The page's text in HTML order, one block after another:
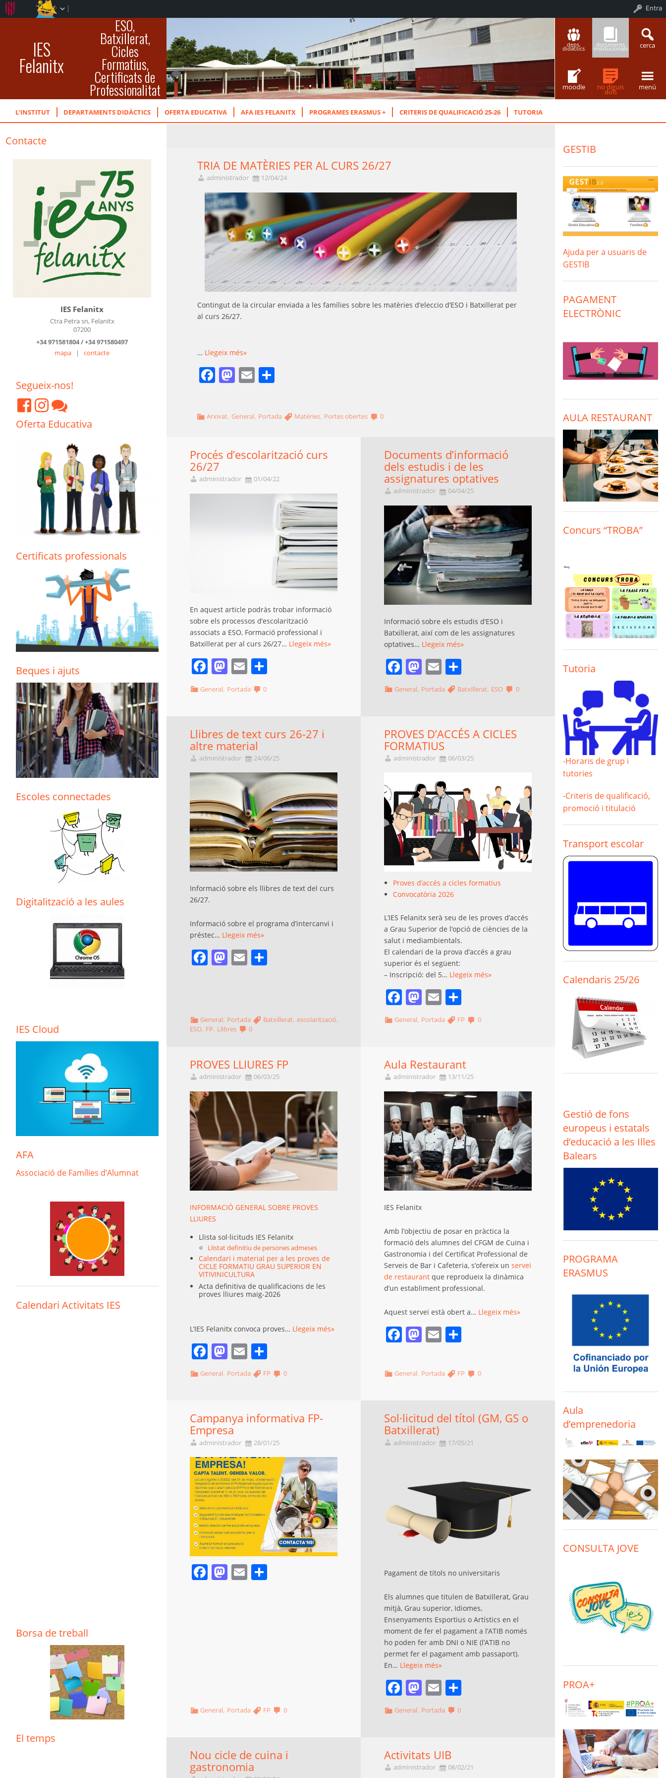
IES
Felanitx
ESO,
Batxillerat,
Cicles
Formatius,
Certificats de
Professionalitat
deps.
didàctics
documents
institucionals cerca
moodle no diguis
dois
menú
L’INSTITUT DEPARTAMENTS DIDÀCTICS OFERTA EDUCATIVA AFA IES FELANITX PROGRAMES ERASMUS + CRITERIS DE QUALIFICACIÓ 25-26 TUTORIA
TRIA DE MATÈRIES PER AL CURS 26/27
administrador 12/04/24
Contingut de la circular enviada a les famílies sobre les matèries d’eleccio d’ESO i Batxillerat per
al curs 26/27.
… Llegeix més»
Facebook
Mastodon
Email
Arxivat, General, Portada Matèries, Portes obertes 0
Procés d’escolarització curs
26/27
administrador 01/04/22
En aquest article podràs trobar informació
sobre els processos d’escolarització
associats a ESO, Formació professional i
Batxillerat per al curs 26/27… Llegeix més»
Facebook
Mastodon
Email
General, Portada 0
Documents d’informació
dels estudis i de les
assignatures optatives
administrador 04/04/25
Informació sobre els estudis d’ESO i
Batxillerat, així com de les assignatures
optatives… Llegeix més»
Facebook
Mastodon
Email
General Portada Batxillerat ESO 0
Llibres de text curs 26-27 i
altre material
administrador 24/06/25
Informació sobre els llibres de text del curs
26/27.
Informació sobre el programa d’intercanvi i
préstec… Llegeix més»
Facebook
Mastodon
Email
General Portada Batxillerat ,escolarització
ESO FP Llibres 0
PROVES D’ACCÉS A CICLES
FORMATIUS
administrador 06/03/25
Proves d’accés a cicles formatius
Convocatòria 2026
L’IES Felanitx serà seu de les proves d’accés
a Grau Superior de l’opció de ciències de la
salut i mediambientals.
El calendari de la prova d’accés a grau
superior és el següent:
– Inscripció: del 5… Llegeix més»
Facebook
Mastodon
Email
General, Portada FP 0
PROVES LLIURES FP
administrador 06/03/25
INFORMACIÓ GENERAL SOBRE PROVES
LLIURES
Llista sol·licituds IES Felanitx
Llistat definitiu de persones admeses
Calendari i material per a les proves de
CICLE FORMATIU GRAU SUPERIOR EN
VITIVINICULTURA
Acta definitiva de qualificacions de les
proves lliures maig-2026
L’IES Felanitx convoca proves… Llegeix més»
Facebook
Mastodon
Email
General, Portada FP 0
Aula Restaurant
administrador 13/11/25
IES Felanitx
Amb l’objectiu de posar en pràctica la
formació dels alumnes del CFGM de Cuina i
Gastronomia i del Certificat Professional de
Serveis de Bar i Cafeteria, s’ofereix un servei
de restaurant que reprodueix la dinàmica
d’un establiment professional.
Aquest servei està obert a… Llegeix més»
Facebook
Mastodon
Email
General, Portada FP 0
Campanya informativa FP-
Empresa
administrador 28/01/25
Facebook
Mastodon
Email
General, Portada FP 0
Sol·licitud del títol (GM, GS o
Batxillerat)
administrador 17/05/21
Pagament de títols no universitaris
Els alumnes que titulen de Batxillerat, Grau
mitjà, Grau superior, Idiomes,
Ensenyaments Esportius o Artístics en el
moment de fer el pagament a l’ATIB només
ho poden fer amb DNI o NIE (l’ATIB no
permet fer el pagament amb passaport).
En… Llegeix més»
Facebook
Mastodon
Email
General Portada 0
Nou cicle de cuina i
gastronomia
Activitats UIB
administrador 08/02/21
Contacte
IES Felanitx
Ctra Petra sn, Felanitx
07200
+34 971581804 / +34 971580497
mapa
| contacte
Segueix-nos!
Oferta Educativa
Certificats professionals
Beques i ajuts
Escoles connectades
Digitalització a les aules
IES Cloud
AFA
Associació de Famílies d’Alumnat
Calendari Activitats IES
Borsa de treball
El temps
GESTIB
Ajuda per a usuaris de
GESTIB
PAGAMENT
ELECTRÒNIC
AULA RESTAURANT
Concurs “TROBA”
Tutoria
-Horaris de grup i
tutories
-Criteris de qualificació,
promoció i titulació
Transport escolar
Calendaris 25/26
Gestió de fons
europeus i estatals
d’educació a les Illes
Balears
PROGRAMA
ERASMUS
Aula
d’emprenedoria
CONSULTA JOVE
PROA+
Entra